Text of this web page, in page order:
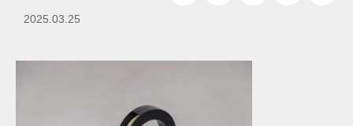
2025.03.25